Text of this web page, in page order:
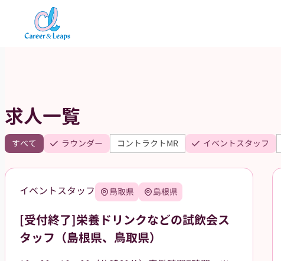
ッ
プ
求人一覧
すべて ラウンダー コントラクトMR イベントスタッフ
イベントスタッフ 鳥取県 島根県
[受付終了]栄養ドリンクなどの試飲会ス
タッフ（島根県、鳥取県）